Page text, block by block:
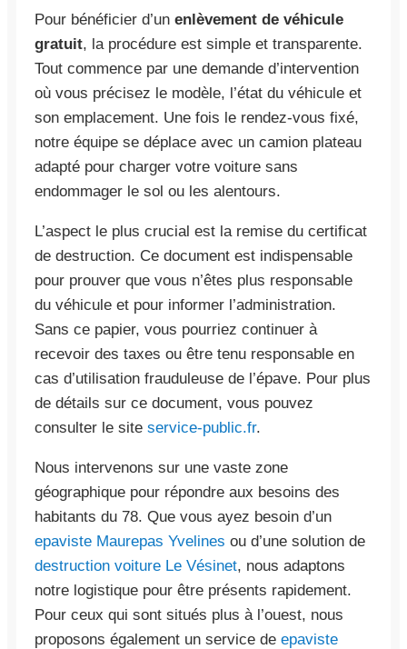
Pour bénéficier d’un enlèvement de véhicule
gratuit, la procédure est simple et transparente.
Tout commence par une demande d’intervention
où vous précisez le modèle, l’état du véhicule et
son emplacement. Une fois le rendez-vous fixé,
notre équipe se déplace avec un camion plateau
adapté pour charger votre voiture sans
endommager le sol ou les alentours.
L’aspect le plus crucial est la remise du certificat
de destruction. Ce document est indispensable
pour prouver que vous n’êtes plus responsable
du véhicule et pour informer l’administration.
Sans ce papier, vous pourriez continuer à
recevoir des taxes ou être tenu responsable en
cas d’utilisation frauduleuse de l’épave. Pour plus
de détails sur ce document, vous pouvez
consulter le site service-public.fr.
Nous intervenons sur une vaste zone
géographique pour répondre aux besoins des
habitants du 78. Que vous ayez besoin d’un
epaviste Maurepas Yvelines ou d’une solution de
destruction voiture Le Vésinet, nous adaptons
notre logistique pour être présents rapidement.
Pour ceux qui sont situés plus à l’ouest, nous
proposons également un service de epaviste